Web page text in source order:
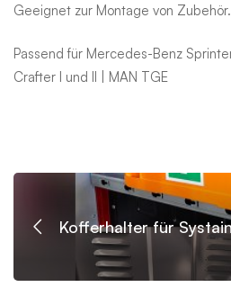
Geeignet zur Montage von Zubehör.
Passend für Mercedes-Benz
Crafter I und II | MAN TGE
Kofferhalter für